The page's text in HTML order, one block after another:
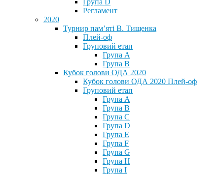
Група D
Регламент
2020
Турнир пам’яті В. Тищенка
Плей-оф
Груповий етап
Група А
Група В
Кубок голови ОДА 2020
Кубок голови ОДА 2020 Плей-оф
Груповий етап
Група A
Група B
Група C
Група D
Група E
Група F
Група G
Група H
Група I